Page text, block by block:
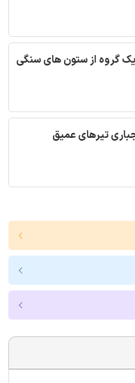
گروه از ستون های سنگی
تیرهای عمیق